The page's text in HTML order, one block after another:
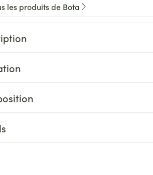
les produits de Bota